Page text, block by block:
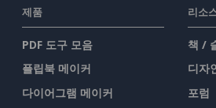
제품
PDF 도구 모음
플립북 메이커
다이어그램 메이커
리소
책 /
디자
포럼